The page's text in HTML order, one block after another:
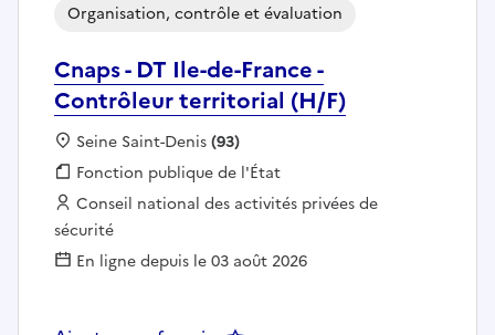
Cnaps - DT Ile-de-France -
Contrôleur territorial (H/F)
Organisation, contrôle et évaluation
Localisation :
Seine Saint-Denis(93)
Fonction publique :
Fonction publique de l'État
Employeur :
Conseil national des activités privées de
sécurité
En ligne depuis le 03 août 2026